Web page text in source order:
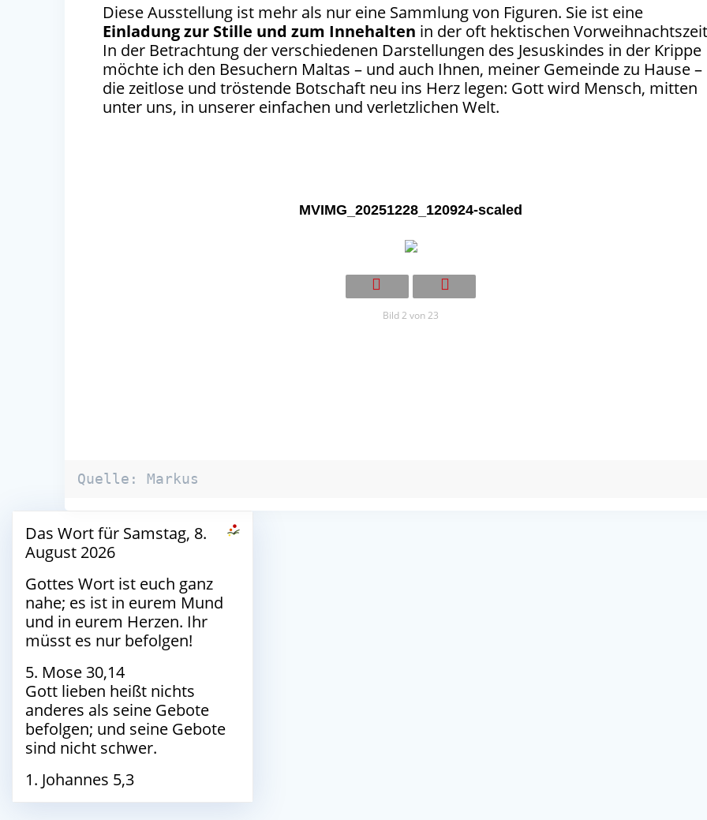
Diese Ausstellung ist mehr als nur eine Sammlung von Figuren. Sie ist eine
Einladung zur Stille und zum Innehalten in der oft hektischen
In der Betrachtung der verschiedenen Darstellungen des Jesuskindes in der Krippe
möchte ich den Besuchern Maltas – und auch Ihnen, meiner Gemeinde zu Hause –
die zeitlose und tröstende Botschaft neu ins Herz legen: Gott wird Mensch, mitten
unter uns, in unserer einfachen und verletzlichen Welt.
MVIMG_20251228_120924-scaled
Bild 2 von 23
Quelle: Markus
Das Wort für Samstag, 8.
August 2026
Gottes Wort ist euch ganz
nahe; es ist in eurem Mund
und in eurem Herzen. Ihr
müsst es nur befolgen!
5. Mose 30,14
Gott lieben heißt nichts
anderes als seine Gebote
befolgen; und seine Gebote
sind nicht schwer.
1. Johannes 5,3